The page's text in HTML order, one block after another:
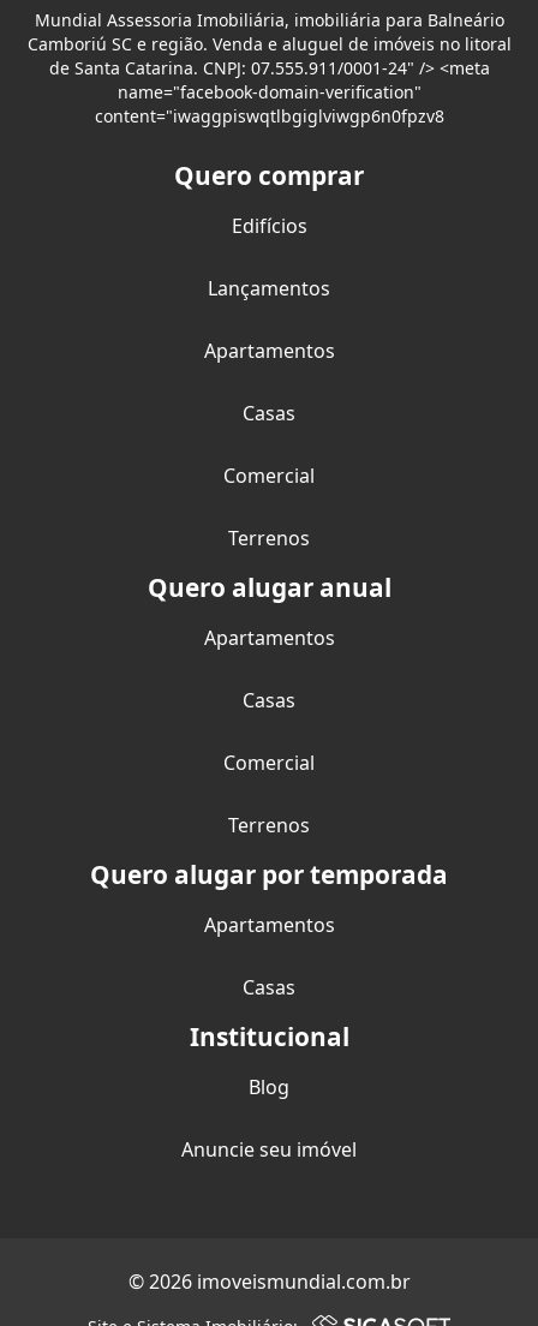
Mundial Assessoria Imobiliária, imobiliária para Balneário
Camboriú SC e região. Venda e aluguel de imóveis no litoral
de Santa Catarina. CNPJ: 07.555.911/0001-24" /> <meta
name="facebook-domain-verification"
content="iwaggpiswqtlbgiglviwgp6n0fpzv8
Quero comprar
Edifícios
Lançamentos
Apartamentos
Casas
Comercial
Terrenos
Quero alugar anual
Apartamentos
Casas
Comercial
Terrenos
Quero alugar por temporada
Apartamentos
Casas
Institucional
Blog
Anuncie seu imóvel
© 2026 imoveismundial.com.br